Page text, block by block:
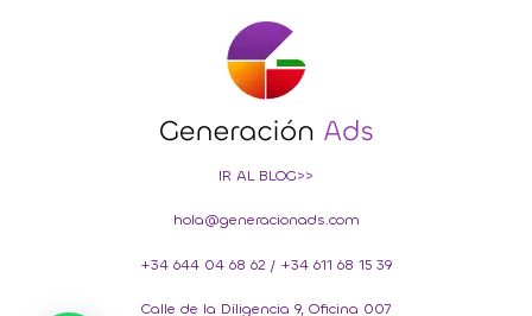
IR AL BLOG>>
hola@generacionads.com
+34 644 04 68 62 / +34 611 68 15 39
Calle de la Diligencia 9, Oficina 007